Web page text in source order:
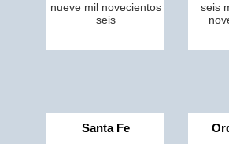
nueve mil novecientos
seis
seis
Santa Fe